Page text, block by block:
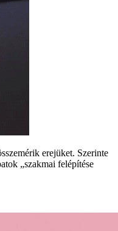
erejüket. Szerinte
„szakmai felépítése